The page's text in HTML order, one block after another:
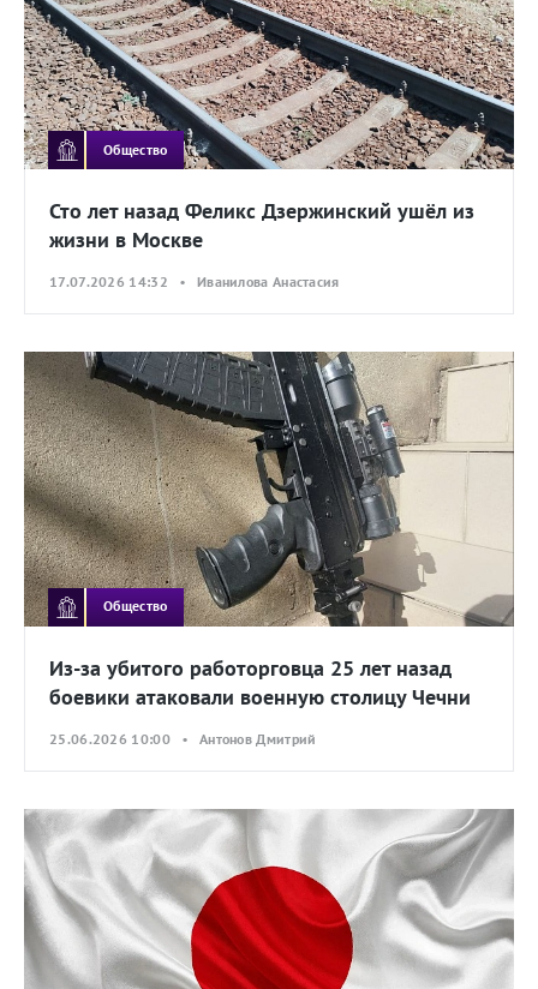
Общество
Сто лет назад Феликс Дзержинский ушёл из
жизни в Москве
17.07.2026 14:32 • Иванилова Анастасия
Общество
Из-за убитого работорговца 25 лет назад
боевики атаковали военную столицу Чечни
25.06.2026 10:00 • Антонов Дмитрий